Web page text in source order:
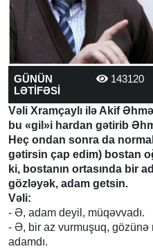
GÜNÜN
LƏTİFƏSİ
143120
Vəli Xramçaylı ilə Akif
bu «gil»i hardan gətirib
Heç ondan sonra da
gətirsin çap edim) bostan
ki, bostanın ortasında bir
gözləyək, adam getsin.
Vəli:
- Ə, adam deyil, müqəvvadı.
- Ə, bir az vurmuşuq, gözünə
adamdı.